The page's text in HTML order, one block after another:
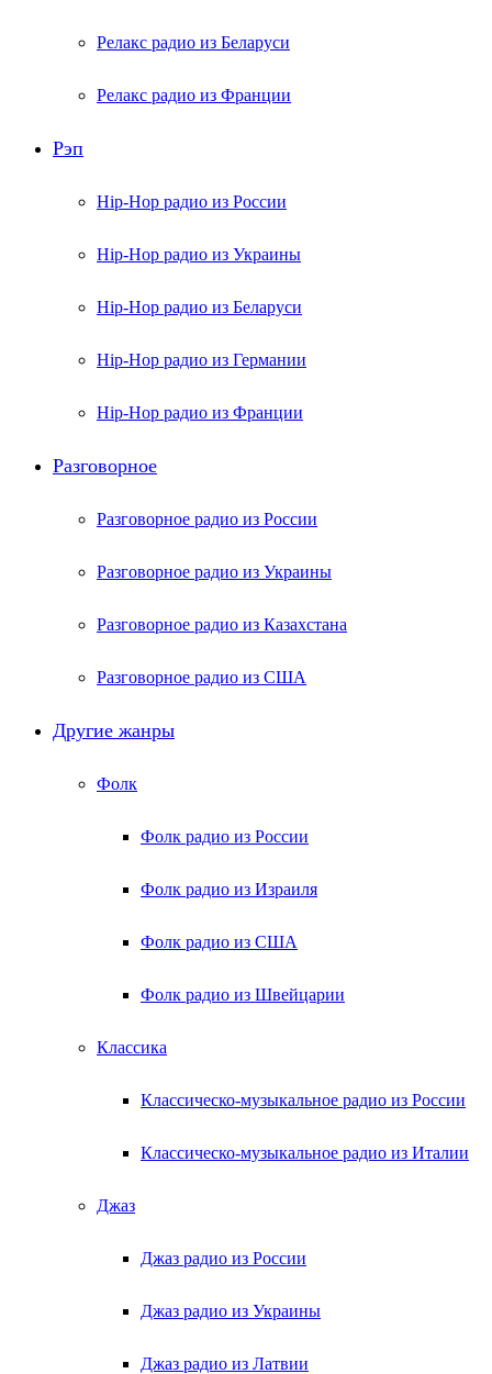
Релакс радио из Беларуси
Релакс радио из Франции
Рэп
Hip-Hop радио из России
Hip-Hop радио из Украины
Hip-Hop радио из Беларуси
Hip-Hop радио из Германии
Hip-Hop радио из Франции
Разговорное
Разговорное радио из России
Разговорное радио из Украины
Разговорное радио из Казахстана
Разговорное радио из США
Другие жанры
Фолк
Фолк радио из России
Фолк радио из Израиля
Фолк радио из США
Фолк радио из Швейцарии
Классика
Классическо-музыкальное радио из России
Классическо-музыкальное радио из Италии
Джаз
Джаз радио из России
Джаз радио из Украины
Джаз радио из Латвии